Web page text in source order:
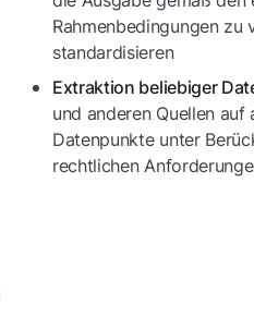
Rahmenbedingungen zu
standardisieren
Extraktion beliebiger
und anderen Quellen auf
Datenpunkte unter
rechtlichen